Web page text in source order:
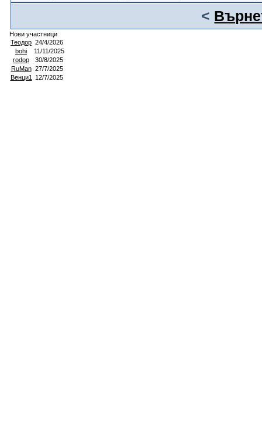
<
Нови участници
Теодор 24/4/2026
bohi
11/11/2025
rodop
30/8/2025
RuMan 27/7/2025
Венци1
12/7/2025